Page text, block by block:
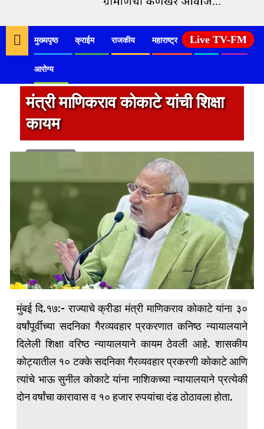
मुख्यपृष्ठ क्राईम राजकीय महाराष्ट्र देश कृषी
आरोग्य
Live TV-FM
मंत्री माणिकराव कोकाटे यांची शिक्षा
कायम
मुंबई दि.१७:- राज्याचे क्रीडा मंत्री माणिकराव कोकाटे यांना ३०
वर्षांपूर्वीच्या सदनिका गैरव्यवहार प्रकरणात कनिष्ठ न्यायालयाने
दिलेली शिक्षा वरिष्ठ न्यायालयाने कायम ठेवली आहे. शासकीय
कोट्यातील १० टक्के सदनिका गैरव्यवहार प्रकरणी कोकाटे आणि
त्यांचे भाऊ सुनील कोकाटे यांना नाशिकच्या न्यायालयाने प्रत्येकी
दोन वर्षांचा कारावास व १० हजार रुपयांचा दंड ठोठावला होता.